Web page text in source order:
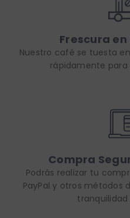
Frescura
Nuestro café se tuesta
rápidamente
Compra
Podrás realizar tu
PayPal y otros métodos